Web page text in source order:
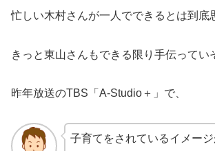
忙しい木村さんが一人でできるとは到底
きっと東山さんもできる限り手伝ってい
昨年放送のTBS「A-Studio＋」で、
子育てをされているイメー